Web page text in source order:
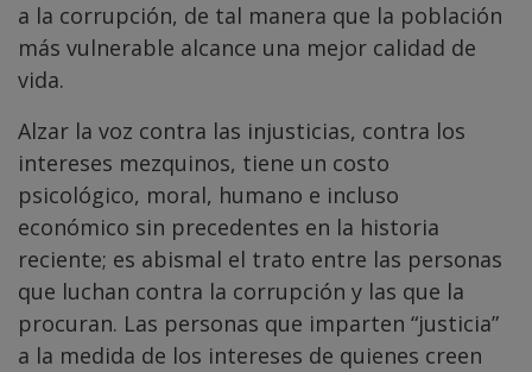
a la corrupción, de tal manera que la población
más vulnerable alcance una mejor calidad de
vida.
Alzar la voz contra las injusticias, contra los
intereses mezquinos, tiene un costo
psicológico, moral, humano e incluso
económico sin precedentes en la historia
reciente; es abismal el trato entre las personas
que luchan contra la corrupción y las que la
procuran. Las personas que imparten “justicia”
a la medida de los intereses de quienes creen